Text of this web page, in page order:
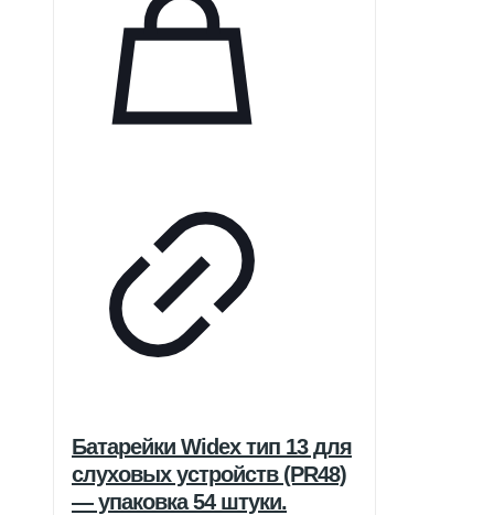
Батарейки Widex тип 13 для
слуховых устройств (PR48)
— упаковка 54 штуки.